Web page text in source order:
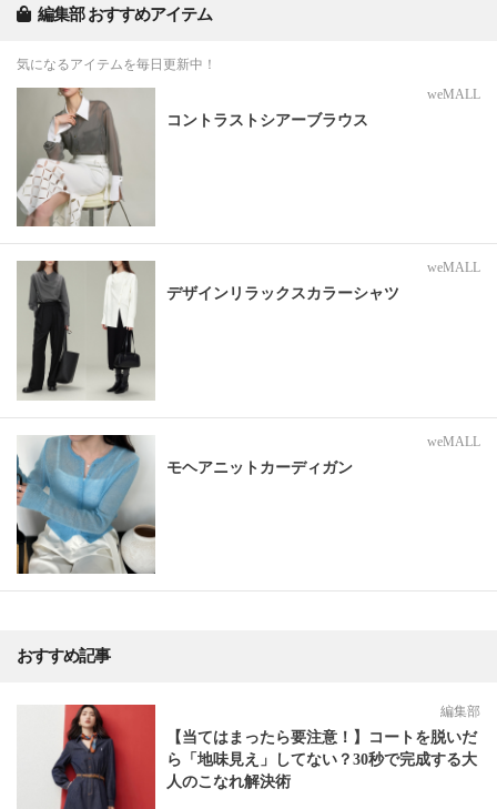
編集部 おすすめアイテム
気になるアイテムを毎日更新中！
weMALL
コントラストシアーブラウス
weMALL
デザインリラックスカラーシャツ
weMALL
モヘアニットカーディガン
おすすめ記事
編集部
【当てはまったら要注意！】コートを脱いだ
ら「地味見え」してない？30秒で完成する大
人のこなれ解決術